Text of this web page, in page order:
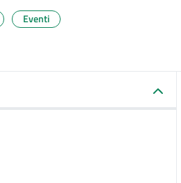
Eventi